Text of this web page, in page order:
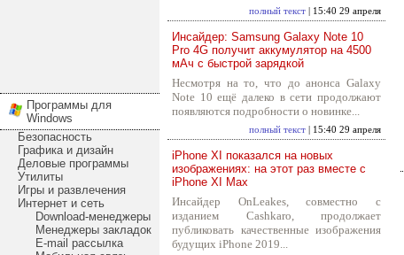
Программы для
Windows
Безопасность
Графика и дизайн
Деловые программы
Утилиты
Игры и развлечения
Интернет и сеть
Download-менеджеры
Менеджеры закладок
E-mail рассылка
полный текст | 15:40 29 апреля
Инсайдер: Samsung Galaxy Note 10
Pro 4G получит аккумулятор на 4500
мАч с быстрой зарядкой
Несмотря на то, что до анонса Galaxy
Note 10 ещё далеко в сети продолжают
появляются подробности о новинке...
полный текст | 15:40 29 апреля
iPhone XI показался на новых
изображениях: на этот раз вместе с
iPhone XI Max
Инсайдер OnLeakes, совместно с
изданием Cashkaro, продолжает
публиковать качественные изображения
будущих iPhone 2019...